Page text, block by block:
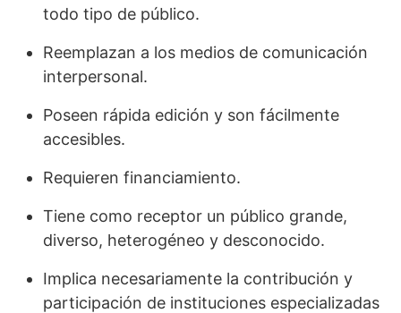
todo tipo de público.
Reemplazan a los medios de comunicación
interpersonal.
Poseen rápida edición y son fácilmente
accesibles.
Requieren financiamiento.
Tiene como receptor un público grande,
diverso, heterogéneo y desconocido.
Implica necesariamente la contribución y
participación de instituciones especializadas